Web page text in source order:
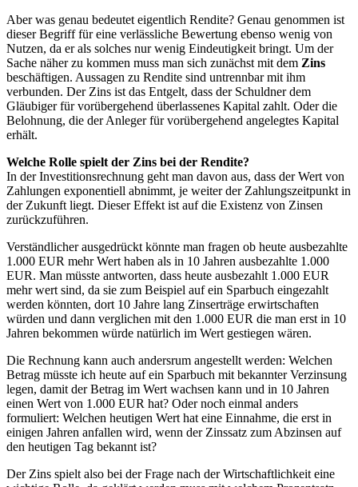
Aber was genau bedeutet eigentlich Rendite? Genau genommen ist
dieser Begriff für eine verlässliche Bewertung ebenso wenig von
Nutzen, da er als solches nur wenig Eindeutigkeit bringt. Um der
Sache näher zu kommen muss man sich zunächst mit dem Zins
beschäftigen. Aussagen zu Rendite sind untrennbar mit ihm
verbunden. Der Zins ist das Entgelt, dass der Schuldner dem
Gläubiger für vorübergehend überlassenes Kapital zahlt. Oder die
Belohnung, die der Anleger für vorübergehend angelegtes Kapital
erhält.
Welche Rolle spielt der Zins bei der Rendite?
In der Investitionsrechnung geht man davon aus, dass der Wert von
Zahlungen exponentiell abnimmt, je weiter der Zahlungszeitpunkt in
der Zukunft liegt. Dieser Effekt ist auf die Existenz von Zinsen
zurückzuführen.
Verständlicher ausgedrückt könnte man fragen ob heute ausbezahlte
1.000 EUR mehr Wert haben als in 10 Jahren ausbezahlte 1.000
EUR. Man müsste antworten, dass heute ausbezahlt 1.000 EUR
mehr wert sind, da sie zum Beispiel auf ein Sparbuch eingezahlt
werden könnten, dort 10 Jahre lang Zinserträge erwirtschaften
würden und dann verglichen mit den 1.000 EUR die man erst in 10
Jahren bekommen würde natürlich im Wert gestiegen wären.
Die Rechnung kann auch andersrum angestellt werden: Welchen
Betrag müsste ich heute auf ein Sparbuch mit bekannter Verzinsung
legen, damit der Betrag im Wert wachsen kann und in 10 Jahren
einen Wert von 1.000 EUR hat? Oder noch einmal anders
formuliert: Welchen heutigen Wert hat eine Einnahme, die erst in
einigen Jahren anfallen wird, wenn der Zinssatz zum Abzinsen auf
den heutigen Tag bekannt ist?
Der Zins spielt also bei der Frage nach der Wirtschaftlichkeit eine